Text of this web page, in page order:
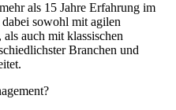
als 15 Jahre Erfahrung im
sowohl mit agilen
auch mit klassischen
Branchen und